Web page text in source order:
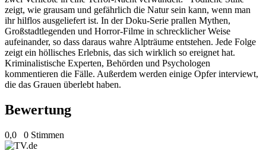
zeigt, wie grausam und gefährlich die Natur sein kann, wenn man
ihr hilflos ausgeliefert ist. In der Doku-Serie prallen Mythen,
Großstadtlegenden und Horror-Filme in schrecklicher Weise
aufeinander, so dass daraus wahre Alpträume entstehen. Jede Folge
zeigt ein höllisches Erlebnis, das sich wirklich so ereignet hat.
Kriminalistische Experten, Behörden und Psychologen
kommentieren die Fälle. Außerdem werden einige Opfer interviewt,
die das Grauen überlebt haben.
Bewertung
0,0 0 Stimmen